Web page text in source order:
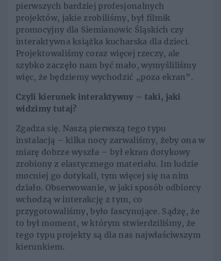
pierwszych bardziej profesjonalnych
projektów, jakie zrobiliśmy, był filmik
promocyjny dla Siemianowic Śląskich czy
interaktywna książka kucharska dla dzieci.
Projektowaliśmy coraz więcej rzeczy, ale
szybko zaczęło nam być mało, wymyśliliśmy
więc, że będziemy wychodzić „poza ekran”.
Czyli kierunek interaktywny – taki, jaki
widzimy tutaj?
Zgadza się. Naszą pierwszą tego typu
instalacją – kilka nocy zarwaliśmy, żeby ona w
miarę dobrze wyszła – był ekran dotykowy
zrobiony z elastycznego materiału. Im ludzie
mocniej go dotykali, tym więcej się na nim
działo. Obserwowanie, w jaki sposób odbiorcy
wchodzą w interakcję z tym, co
przygotowaliśmy, było fascynujące. Sądzę, że
to był moment, w którym stwierdziliśmy, że
tego typu projekty są dla nas najwłaściwszym
kierunkiem.